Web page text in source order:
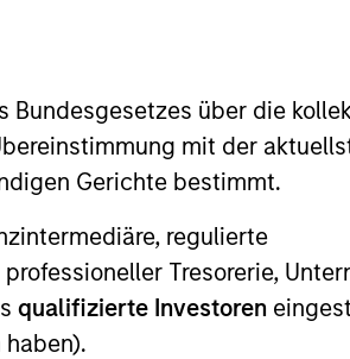
Bundesgesetzes über die
mit der
Gerichte bestimmt.
regulierte
Tresorerie,
qualifizierte Investoren
decisions, portfolio
Morgan Stanley as a
where he was a high